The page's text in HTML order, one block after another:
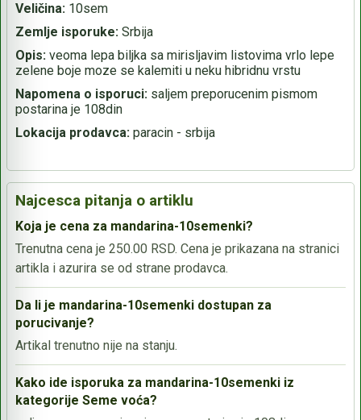
Veličina: 10sem
Zemlje isporuke: Srbija
Opis: veoma lepa biljka sa mirisljavim listovima vrlo lepe
zelene boje moze se kalemiti u neku hibridnu vrstu
Napomena o isporuci: saljem preporucenim pismom
postarina je 108din
Lokacija prodavca: paracin - srbija
Najcesca pitanja o artiklu
Koja je cena za mandarina-10semenki?
Trenutna cena je 250.00 RSD. Cena je prikazana na stranici
artikla i azurira se od strane prodavca.
Da li je mandarina-10semenki dostupan za
porucivanje?
Artikal trenutno nije na stanju.
Kako ide isporuka za mandarina-10semenki iz
kategorije Seme voća?